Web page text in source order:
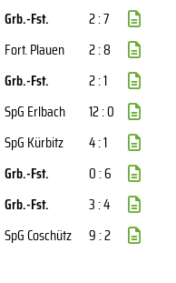
Grb.-Fst.
2 : 7
Fort. Plauen
2 : 8
Grb.-Fst.
2 : 1
SpG Erlbach
12 : 0
SpG Kürbitz
4 : 1
Grb.-Fst.
0 : 6
Grb.-Fst.
3 : 4
SpG Coschütz 9 : 2